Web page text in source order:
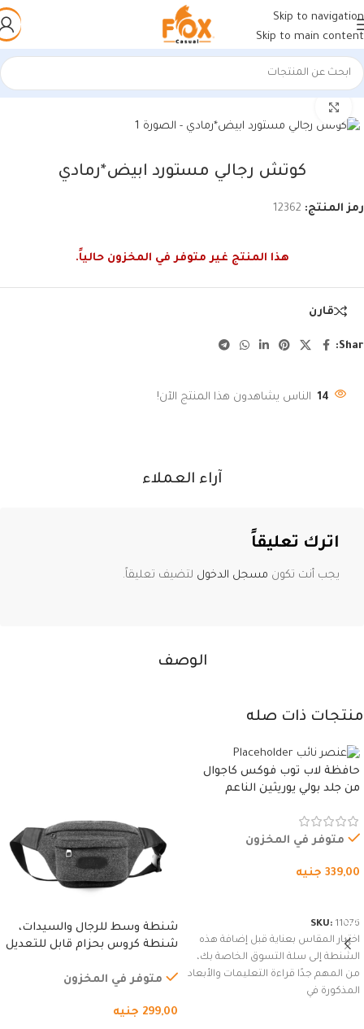
Skip to navigation
Skip to main content
الرئيسية/أحذية رجالي/كوتشي رجالي
كوتش رجالي مستورد ابيض*رمادي
رمز المنتج: 12362
هذا المنتج غير متوفر في المخزون حالياً.
قارن
14 الناس يشاهدون هذا المنتج الآن!
الوصف
آراء العملاء
اترك تعليقاً
يجب أنت تكون مسجل الدخول لتضيف تعليقاً.
منتجات ذات صله
حافظة لاب توب فوكس كاجوال
من جلد بولي يوريثين الناعم
وسوستة.
متوفر في المخزون
339,00 جنيه
SKU: 11076
اختيار المقاس بعناية قبل إضافة هذه
الشنطة إلى سلة التسوق الخاصة بك،
من المهم جدًا قراءة التعليمات والأبعاد
المذكورة في
شنطة وسط للرجال والسيدات،
شنطة كروس بحزام قابل للتعديل
السفر، الجري العادي، المشي
(رمادي)
متوفر في المخزون
299,00 جنيه